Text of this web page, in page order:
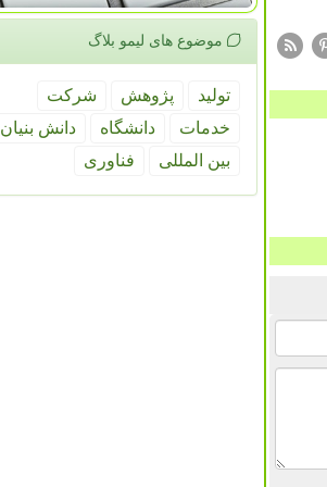
موضوع های لیمو بلاگ
تولید پژوهش
شركت
خدمات
دانشگاه
دانش بنیان
بین المللی
فناوری